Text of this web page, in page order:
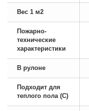
Вес 1 м2
Пожарно-
технические
характеристики
В рулоне
Подходит для
теплого пола (С)